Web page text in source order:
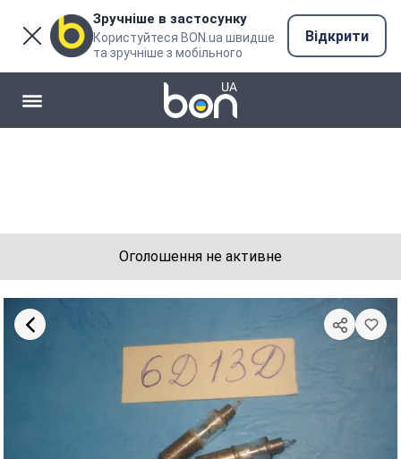
Зручніше в застосунку
Користуйтеся BON.ua швидше
та зручніше з мобільного
Відкрити
Оголошення не активне